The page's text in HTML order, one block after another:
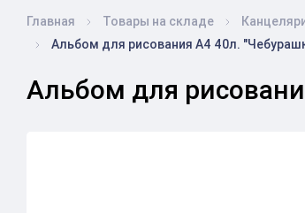
Главная Товары на складе
Альбом для рисования А4 40л.
Альбом для